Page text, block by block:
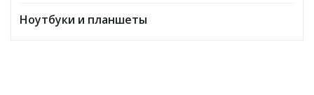
Ноутбуки и планшеты